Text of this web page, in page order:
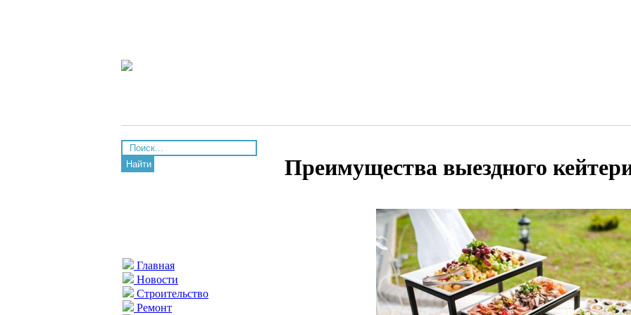
Найти
Главная
Новости
Строительство
Ремонт
Преимущества выездного